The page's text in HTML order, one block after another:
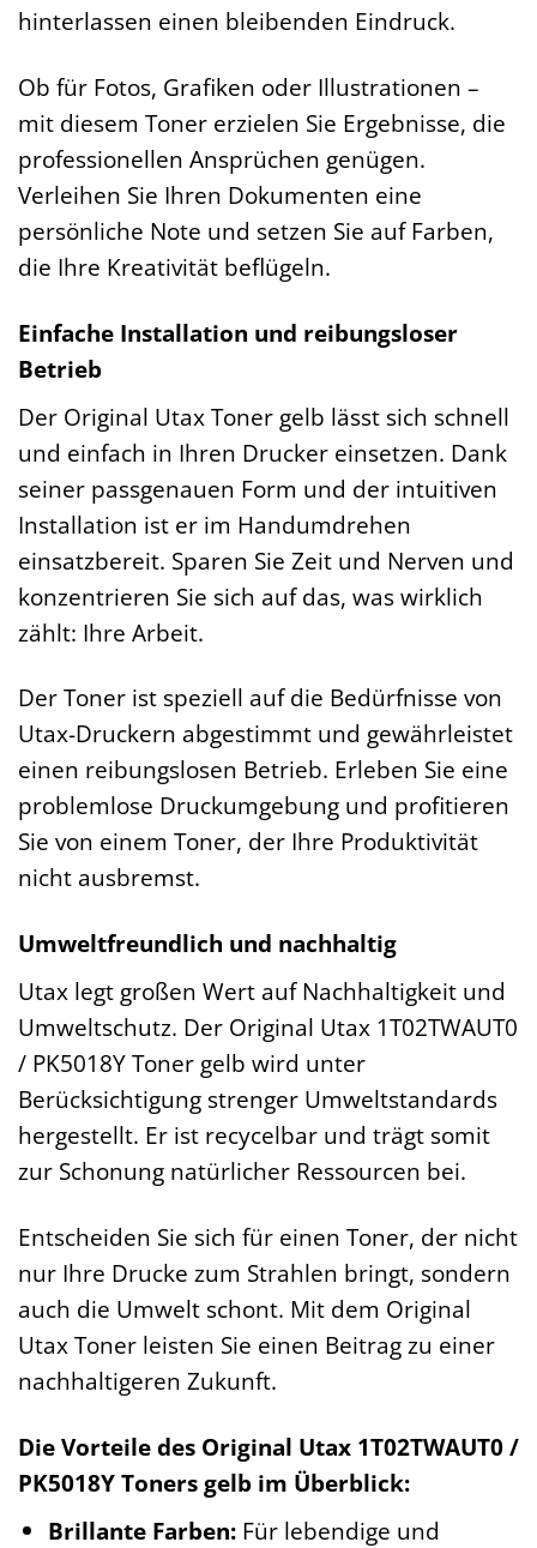
hinterlassen einen bleibenden Eindruck.
Ob für Fotos, Grafiken oder Illustrationen –
mit diesem Toner erzielen Sie Ergebnisse, die
professionellen Ansprüchen genügen.
Verleihen Sie Ihren Dokumenten eine
persönliche Note und setzen Sie auf Farben,
die Ihre Kreativität beflügeln.
Einfache Installation und reibungsloser
Betrieb
Der Original Utax Toner gelb lässt sich schnell
und einfach in Ihren Drucker einsetzen. Dank
seiner passgenauen Form und der intuitiven
Installation ist er im Handumdrehen
einsatzbereit. Sparen Sie Zeit und Nerven und
konzentrieren Sie sich auf das, was wirklich
zählt: Ihre Arbeit.
Der Toner ist speziell auf die Bedürfnisse von
Utax-Druckern abgestimmt und gewährleistet
einen reibungslosen Betrieb. Erleben Sie eine
problemlose Druckumgebung und profitieren
Sie von einem Toner, der Ihre Produktivität
nicht ausbremst.
Umweltfreundlich und nachhaltig
Utax legt großen Wert auf Nachhaltigkeit und
Umweltschutz. Der Original Utax 1T02TWAUT0
/ PK5018Y Toner gelb wird unter
Berücksichtigung strenger Umweltstandards
hergestellt. Er ist recycelbar und trägt somit
zur Schonung natürlicher Ressourcen bei.
Entscheiden Sie sich für einen Toner, der nicht
nur Ihre Drucke zum Strahlen bringt, sondern
auch die Umwelt schont. Mit dem Original
Utax Toner leisten Sie einen Beitrag zu einer
nachhaltigeren Zukunft.
Die Vorteile des Original Utax 1T02TWAUT0 /
PK5018Y Toners gelb im Überblick:
Brillante Farben:Für lebendige und